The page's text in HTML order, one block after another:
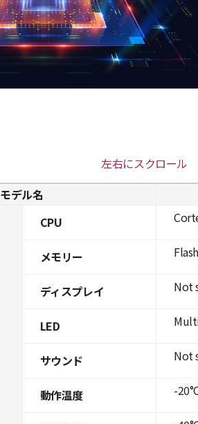
左右にスクロール
モデル名
CPU
メモリー
ディスプレイ
LED
サウンド
動作温度
Not
Not
-